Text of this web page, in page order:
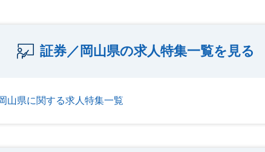
証券／岡山県の求人特集一覧を見る
山県に関する求人特集一覧